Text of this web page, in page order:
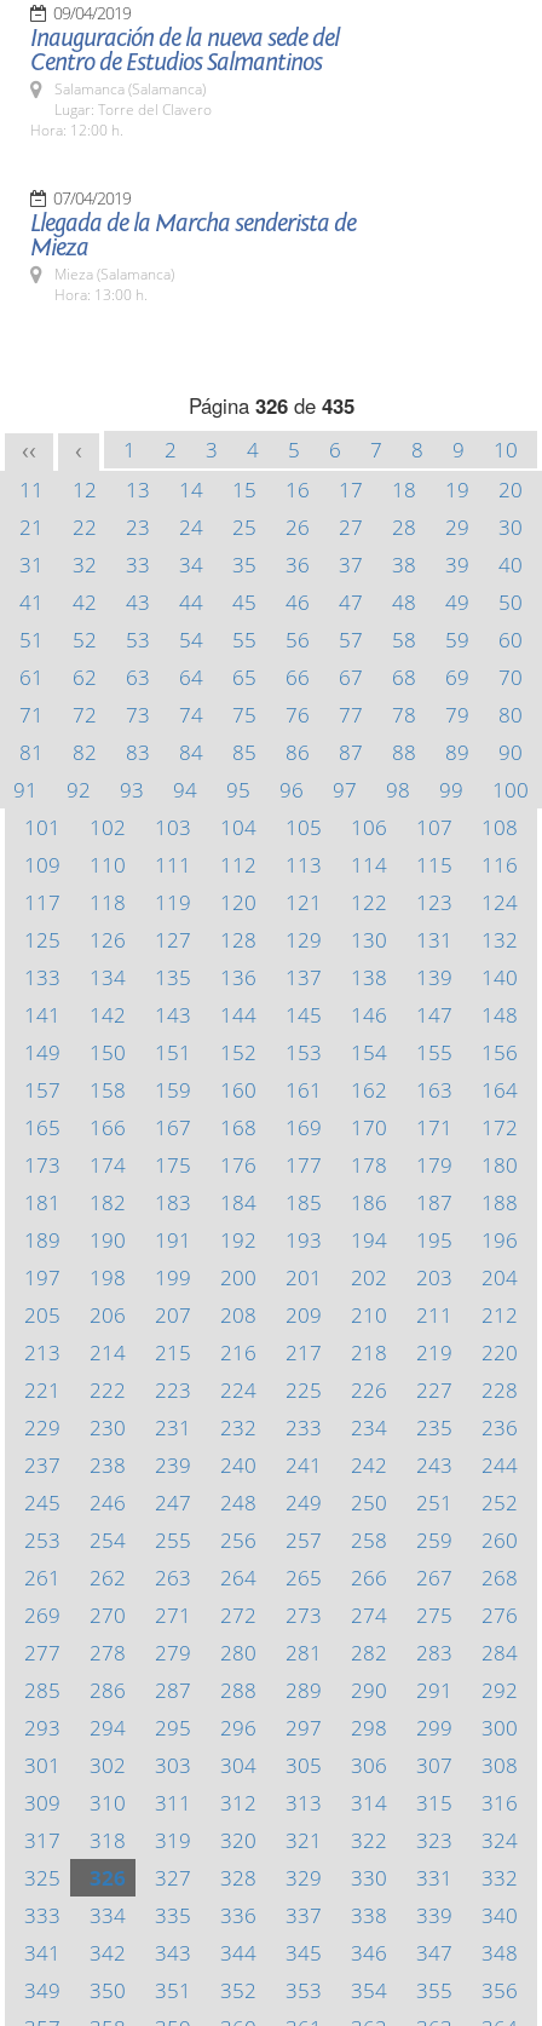
09/04/2019
Inauguración de la nueva sede del
Centro de Estudios Salmantinos
Salamanca (Salamanca)
Lugar: Torre del Clavero
Hora: 12:00 h.
07/04/2019
Llegada de la Marcha senderista de
Mieza
Mieza (Salamanca)
Hora: 13:00 h.
Página 326de 435
<< < 1 2 3 4 5 6 7 8 9
10
11
12 13 14 15 16 17 18 19
20
21
22 23 24 25 26 27 28 29
30
31
32 33 34 35 36 37 38 39
40
41
42 43 44 45 46 47 48 49
50
51
52 53 54 55 56 57 58 59
60
61
62 63 64 65 66 67 68 69
70
71
72 73 74 75 76 77 78 79
80
81
82 83 84 85 86 87 88 89
90
91
92 93 94 95 96 97 98 99
100
101
102 103 104 105 106 107
108
109
110 111 112 113 114 115
116
117
118 119 120 121 122 123
124
125
126 127 128 129 130 131
132
133
134 135 136 137 138 139
140
141
142 143 144 145 146 147
148
149
150 151 152 153 154 155
156
157
158 159 160 161 162 163
164
165
166 167 168 169 170 171
172
173
174 175 176 177 178 179
180
181
182 183 184 185 186 187
188
189
190 191 192 193 194 195
196
197
198 199 200 201 202 203
204
205
206 207 208 209 210 211
212
213
214 215 216 217 218 219
220
221
222 223 224 225 226 227
228
229
230 231 232 233 234 235
236
237
238 239 240 241 242 243
244
245
246 247 248 249 250 251
252
253
254 255 256 257 258 259
260
261
262 263 264 265 266 267
268
269
270 271 272 273 274 275
276
277
278 279 280 281 282 283
284
285
286 287 288 289 290 291
292
293
294 295 296 297 298 299
300
301
302 303 304 305 306 307
308
309
310 311 312 313 314 315
316
317
318 319 320 321 322 323
324
325
326 327 328 329 330 331
332
333
334 335 336 337 338 339
340
341
342 343 344 345 346 347
348
349
350 351 352 353 354 355
356